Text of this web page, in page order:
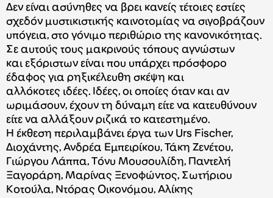
Δεν είναι ασύνηθες να βρει κανείς τέτοιες εστίες
σχεδόν μυστικιστικής καινοτομίας να σιγοβράζουν
υπόγεια, στο γόνιμο περιθώριο της κανονικότητας.
Σε αυτούς τους μακρινούς τόπους αγνώστων
και εξόριστων είναι που υπάρχει πρόσφορο
έδαφος για ρηξικέλευθη σκέψη και
αλλόκοτες ιδέες. Ιδέες, οι οποίες όταν και αν
ωριμάσουν, έχουν τη δύναμη είτε να κατευθύνουν
είτε να αλλάξουν ριζικά το κατεστημένο.
Η έκθεση περιλαμβάνει έργα των Urs Fischer,
Διοχάντης, Ανδρέα Εμπειρίκου, Τάκη Ζενέτου,
Γιώργου Λάππα, Τόνυ Μουσουλίδη, Παντελή
Ξαγοράρη, Μαρίνας Ξενοφώντος, Σωτήριου
Κοτούλα, Ντόρας Οικονόμου, Αλίκης